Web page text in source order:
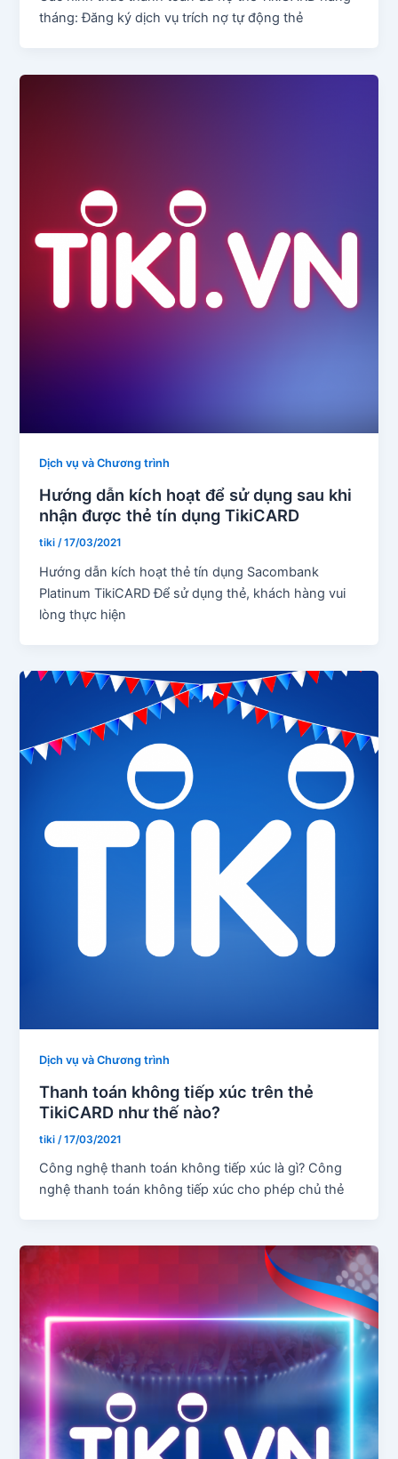
tháng: Đăng ký dịch vụ trích nợ tự động thẻ
Dịch vụ và Chương trình
Hướng dẫn kích hoạt để sử dụng sau khi
nhận được thẻ tín dụng TikiCARD
tiki/17/03/2021
Hướng dẫn kích hoạt thẻ tín dụng Sacombank
Platinum TikiCARD Để sử dụng thẻ, khách hàng vui
lòng thực hiện
Dịch vụ và Chương trình
Thanh toán không tiếp xúc trên thẻ
TikiCARD như thế nào?
tiki /17/03/2021
Công nghệ thanh toán không tiếp xúc là gì? Công
nghệ thanh toán không tiếp xúc cho phép chủ thẻ